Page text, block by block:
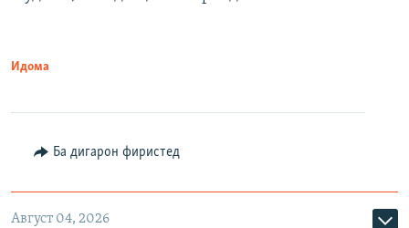
Идома
Ба дигарон фиристед
Август 04, 2026